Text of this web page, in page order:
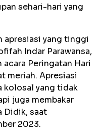
sehari-hari yang
apresiasi yang tinggi
Indar Parawansa,
Peringatan Hari
meriah. Apresiasi
kolosal yang tidak
juga membakar
Didik, saat
2023.